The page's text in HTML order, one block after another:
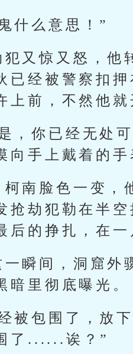
什么意思！”
犯又惊又怒，他
已经被警察扣
上前，不然他就
，你已经无处
向手上戴着的手
南脸色一变，
抢劫犯勒在半
后的挣扎，在一
瞬间，洞窟外
暗里彻底曝光。
被包围了，放
了......诶？”